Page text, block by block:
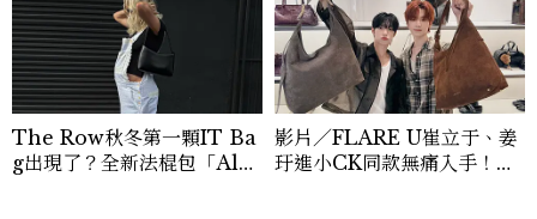
The Row秋冬第一顆IT Ba
g出現了？全新法棍包「Alm
影片／FLARE U崔立于、姜
玗進小CK同款無痛入手！身